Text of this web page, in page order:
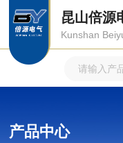
昆山倍源
Kunshan
产品中心